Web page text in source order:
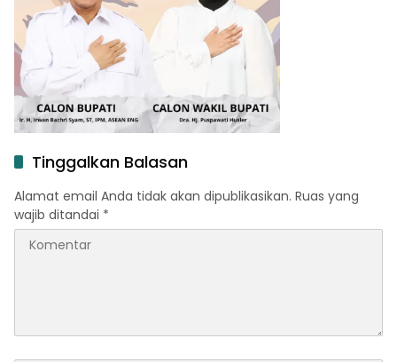
Tinggalkan Balasan
Alamat email Anda tidak akan dipublikasikan. Ruas yang
wajib ditandai *